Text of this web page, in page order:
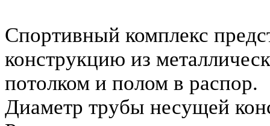
Спортивный комплекс
конструкцию из
потолком и полом в распор.
Диаметр трубы несущей